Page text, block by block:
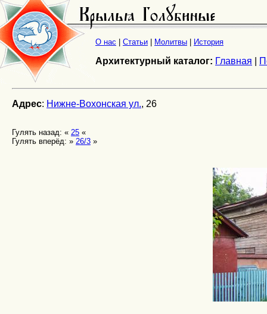
О нас Статьи Молитвы История
Архитектурный каталог: Главная
Адрес: Нижне-Вохонская ул., 26
Гулять назад: « 25 «
Гулять вперёд: » 26/3 »